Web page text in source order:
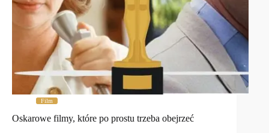
Film
Oskarowe filmy, które po prostu trzeba obejrzeć